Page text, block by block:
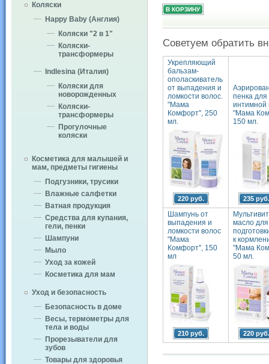
Коляски
Happy Baby (Англия)
Коляски "2 в 1"
Коляски-
трансформеры
Indlesina (Италия)
Коляски для
новорожденных
Коляски-
трансформеры
Прогулочные
коляски
Косметика для малышей и
мам, предметы гигиены
Подгузники, трусики
Влажные салфетки
Ватная продукция
Средства для купания,
гели, пенки
Шампуни
Мыло
Уход за кожей
Косметика для мам
Уход и безопасность
Безопасность в доме
Весы, термометры для
тела и воды
Прорезыватели для
зубов
Товары для здоровья
Советуем обратить
Укрепляющий
бальзам-
ополаскиватель
от выпадения и
ломкости волос.
"Мама
Комфорт", 250
мл.
220 руб.
пенка для
интимной
"Мама
150 мл.
235 руб.
Шампунь от
выпадения и
ломкости волос
"Мама
Комфорт", 150
мл
210 руб.
масло для
к
"Мама
50 мл.
220 руб.